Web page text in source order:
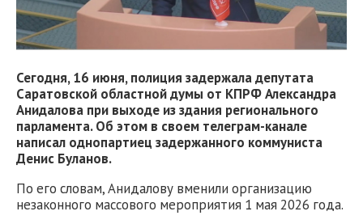
Сегодня, 16 июня, полиция задержала депутата
Саратовской областной думы от КПРФ Александра
Анидалова при выходе из здания регионального
парламента. Об этом в своем телеграм-канале
написал однопартиец задержанного коммуниста
Денис Буланов.
По его словам, Анидалову вменили организацию
незаконного массового мероприятия 1 мая 2026 года.